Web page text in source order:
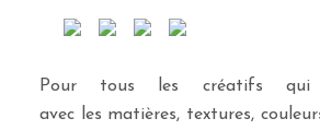
Pour tous les créatifs qui
avec les matières, textures,